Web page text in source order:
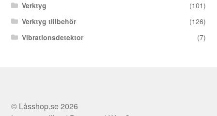
Verktyg
(101)
Verktyg tillbehör
(126)
Vibrationsdetektor
(7)
© Låsshop.se 2026